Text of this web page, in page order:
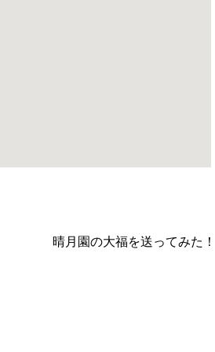
晴月園の大福を送ってみた！